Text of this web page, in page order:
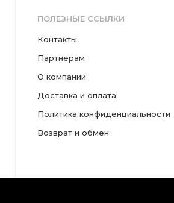
ПОЛЕЗНЫЕ ССЫЛКИ
Контакты
Партнерам
О компании
Доставка и оплата
Политика конфиденциальности
Возврат и обмен